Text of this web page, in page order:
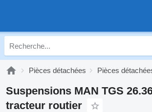
Pièces détachées Pièces
Suspensions MAN TGS
tracteur routier